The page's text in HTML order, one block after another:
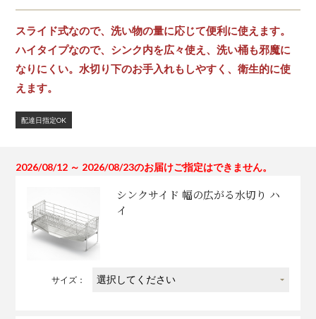
スライド式なので、洗い物の量に応じて便利に使えます。
ハイタイプなので、シンク内を広々使え、洗い桶も邪魔に
なりにくい。水切り下のお手入れもしやすく、衛生的に使
えます。
配達日指定OK
2026/08/12 ～ 2026/08/23のお届けご指定はできません。
シンクサイド 幅の広がる水切り ハ
イ
サイズ：